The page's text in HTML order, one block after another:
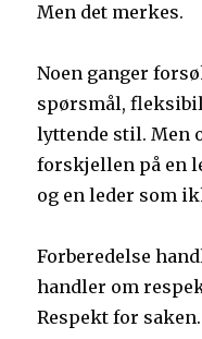
Men det merkes.
Noen ganger
spørsmål,
lyttende stil. Men
forskjellen på en
og en leder som
Forberedelse
handler om
Respekt for